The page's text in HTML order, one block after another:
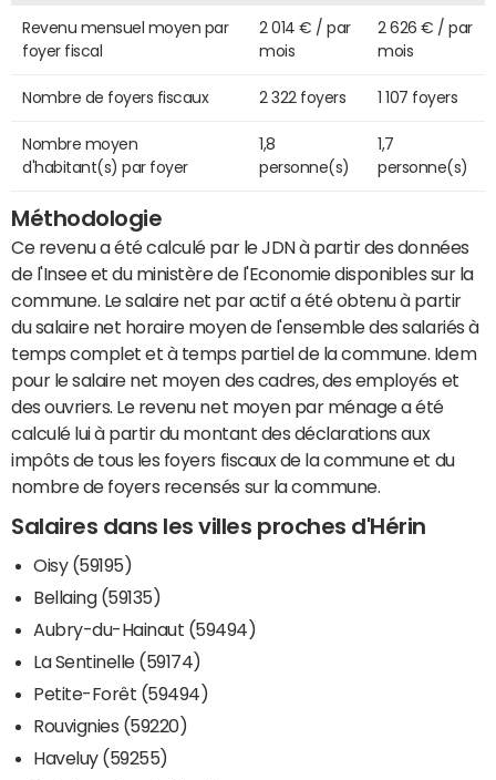
Revenu mensuel moyen par
foyer fiscal
2 014 € / par
mois
2 626 € / par
mois
Nombre de foyers fiscaux 2 322 foyers 1 107 foyers
Nombre moyen
d'habitant(s) par foyer
1,8
personne(s)
1,7
personne(s)
Méthodologie
Ce revenu a été calculé par le JDN à partir des données
de l'Insee et du ministère de l'Economie disponibles sur la
commune. Le salaire net par actif a été obtenu à partir
du salaire net horaire moyen de l'ensemble des salariés à
temps complet et à temps partiel de la commune. Idem
pour le salaire net moyen des cadres, des employés et
des ouvriers. Le revenu net moyen par ménage a été
calculé lui à partir du montant des déclarations aux
impôts de tous les foyers fiscaux de la commune et du
nombre de foyers recensés sur la commune.
Salaires dans les villes proches d'Hérin
Oisy (59195)
Bellaing (59135)
Aubry-du-Hainaut (59494)
La Sentinelle (59174)
Petite-Forêt (59494)
Rouvignies (59220)
Haveluy (59255)